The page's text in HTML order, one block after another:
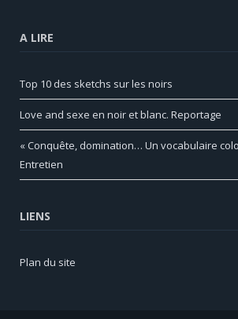
A LIRE
Top 10 des sketchs sur les noirs
Love and sexe en noir et blanc. Reportage
« Conquête, domination… Un vocabulaire
Entretien
LIENS
Plan du site